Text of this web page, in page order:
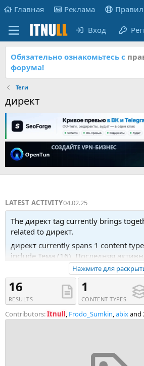
Главная Реклама
Вход
Обязательно ознакомьтесь с
форума!
Теги
директ
LATEST ACTIVITY04.02.25
The директ tag currently brings
related to директ.
директ currently spans 1 content
include Тема (16). Последняя
Recent tagged content includes
Яндекс директ (2024)', Тема
подписчики в Телеграм через
and Тема '[Илья Цымбалист]
Нажмите для
16
RESULTS
1
CONTENT TYPES
Contributors:Itnull , Frodo_Sumkin,abixand